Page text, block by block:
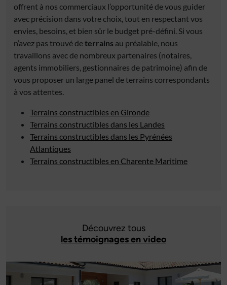
offrent à nos commerciaux l’opportunité de vous guider
avec précision dans votre choix, tout en respectant vos
envies, besoins, et bien sûr le budget pré-défini. Si vous
n’avez pas trouvé deterrains au préalable, nous
travaillons avec de nombreux partenaires (notaires,
agents immobiliers, gestionnaires de patrimoine) afin de
vous proposer un large panel de terrains correspondants
à vos attentes.
Terrains constructibles en Gironde
Terrains constructibles dans les Landes
Terrains constructibles dans les Pyrénées
Atlantiques
Terrains constructibles en Charente Maritime
Découvrez tous
les témoignages en video